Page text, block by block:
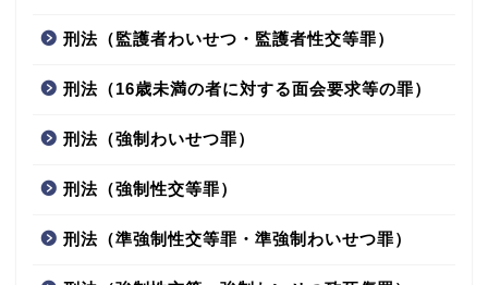
刑法（監護者わいせつ・監護者性交等罪）
刑法（16歳未満の者に対する面会要求等の罪）
刑法（強制わいせつ罪）
刑法（強制性交等罪）
刑法（準強制性交等罪・準強制わいせつ罪）